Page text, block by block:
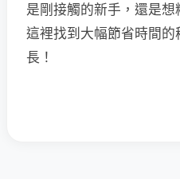
是剛接觸的新手，還是
這裡找到大幅節省時間
長！